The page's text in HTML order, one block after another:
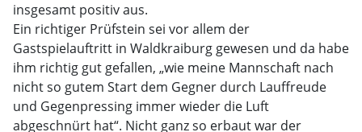
insgesamt positiv aus.
Ein richtiger Prüfstein sei vor allem der
Gastspielauftritt in Waldkraiburg gewesen und da habe
ihm richtig gut gefallen, „wie meine Mannschaft nach
nicht so gutem Start dem Gegner durch Lauffreude
und Gegenpressing immer wieder die Luft
abgeschnürt hat“. Nicht ganz so erbaut war der